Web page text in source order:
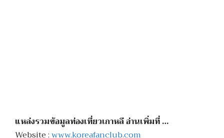
แหล่งรวมข้อมูลท่องเที่ยวเกาหลี อ่านเพิ่มที่ …
Website :www.koreafanclub.com